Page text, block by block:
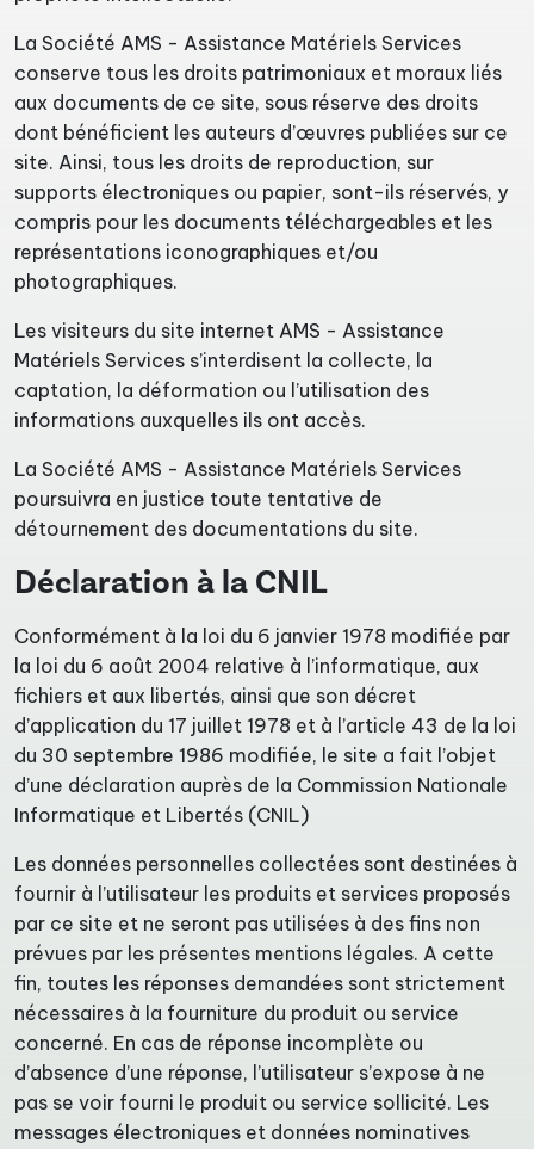
La Société AMS - Assistance Matériels Services
conserve tous les droits patrimoniaux et moraux liés
aux documents de ce site, sous réserve des droits
dont bénéficient les auteurs d’œuvres publiées sur ce
site. Ainsi, tous les droits de reproduction, sur
supports électroniques ou papier, sont-ils réservés, y
compris pour les documents téléchargeables et les
représentations iconographiques et/ou
photographiques.
Les visiteurs du site internet AMS - Assistance
Matériels Services s’interdisent la collecte, la
captation, la déformation ou l’utilisation des
informations auxquelles ils ont accès.
La Société AMS - Assistance Matériels Services
poursuivra en justice toute tentative de
détournement des documentations du site.
Déclaration à la CNIL
Conformément à la loi du 6 janvier 1978 modifiée par
la loi du 6 août 2004 relative à l’informatique, aux
fichiers et aux libertés, ainsi que son décret
d’application du 17 juillet 1978 et à l’article 43 de la loi
du 30 septembre 1986 modifiée, le site a fait l’objet
d’une déclaration auprès de la Commission Nationale
Informatique et Libertés (CNIL)
Les données personnelles collectées sont destinées à
fournir à l’utilisateur les produits et services proposés
par ce site et ne seront pas utilisées à des fins non
prévues par les présentes mentions légales. A cette
fin, toutes les réponses demandées sont strictement
nécessaires à la fourniture du produit ou service
concerné. En cas de réponse incomplète ou
d’absence d’une réponse, l’utilisateur s’expose à ne
pas se voir fourni le produit ou service sollicité. Les
messages électroniques et données nominatives